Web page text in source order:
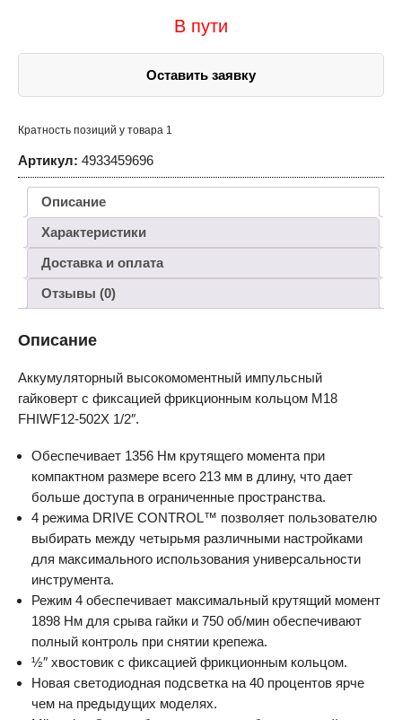
В пути
Оставить заявку
Кратность позиций у товара 1
Артикул: 4933459696
Описание
Характеристики
Доставка и оплата
Отзывы (0)
Описание
Аккумуляторный высокомоментный импульсный
гайковерт с фиксацией фрикционным кольцом M18
FHIWF12-502X 1/2″.
Обеспечивает 1356 Нм крутящего момента при
компактном размере всего 213 мм в длину, что дает
больше доступа в ограниченные пространства.
4 режима DRIVE CONTROL™ позволяет пользователю
выбирать между четырьмя различными настройками
для максимального использования универсальности
инструмента.
Режим 4 обеспечивает максимальный крутящий момент
1898 Нм для срыва гайки и 750 об/мин обеспечивают
полный контроль при снятии крепежа.
½″ хвостовик с фиксацией фрикционным кольцом.
Новая светодиодная подсветка на 40 процентов ярче
чем на предыдущих моделях.